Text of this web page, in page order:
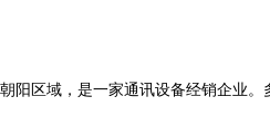
阳区域，是一家通讯设备经销企业